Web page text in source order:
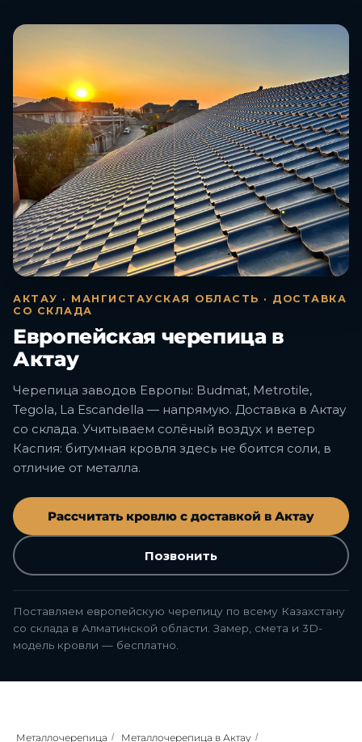
АКТАУ · МАНГИСТАУСКАЯ ОБЛАСТЬ · ДОСТАВКА
СО СКЛАДА
Европейская черепица в
Актау
Черепица заводов Европы: Budmat, Metrotile,
Tegola, La Escandella — напрямую. Доставка в Актау
со склада. Учитываем солёный воздух и ветер
Каспия: битумная кровля здесь не боится соли, в
отличие от металла.
Рассчитать кровлю с доставкой в Актау
Позвонить
Поставляем европейскую черепицу по всему Казахстану
со склада в Алматинской области. Замер, смета и 3D-
модель кровли — бесплатно.
Металлочерепица / Металлочерепица в Актау /